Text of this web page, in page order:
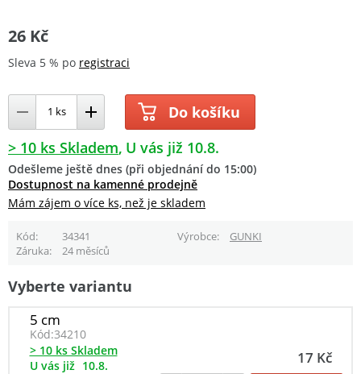
26 Kč
Sleva 5 % po registraci
Do košíku
> 10 ks Skladem U vás již 10.8.
Odešleme ještě dnes (při objednání do 15:00)
Dostupnost na kamenné prodejně
Mám zájem o více ks, než je skladem
Kód 34341 Výrobce
GUNKI
Záruka
24 měsíců
Vyberte variantu
5 cm
Kód:34210
17 Kč
> 10 ks Skladem
U vás již 10.8.